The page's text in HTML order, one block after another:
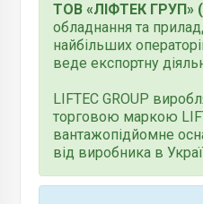
ТОВ «ЛІФТЕК ГРУП»
обладнання та
найбільших
веде експортну
LIFTEC GROUP
торговою маркою
вантажопідйомне
від виробника в